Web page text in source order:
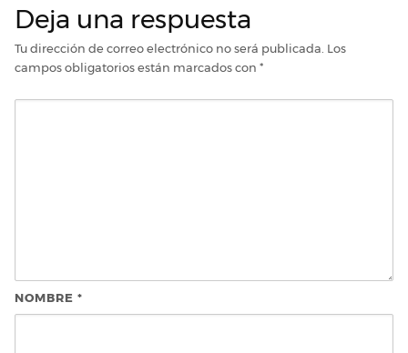
Deja una respuesta
Tu dirección de correo electrónico no será publicada. Los
campos obligatorios están marcados con *
NOMBRE *